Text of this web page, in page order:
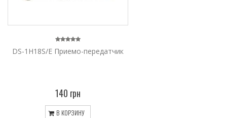
DS-1H18S/E Приемо-передатчик
140 грн
В КОРЗИНУ